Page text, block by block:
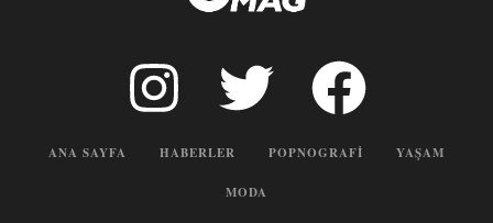
ANA SAYFA HABERLER POPNOGRAFI YAŞAM
MODA